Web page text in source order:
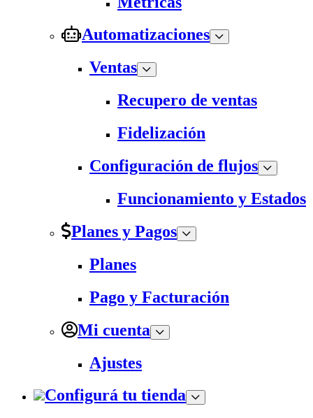
Automatizaciones
Ventas
Recupero de ventas
Fidelización
Configuración de flujos
Funcionamiento y Estados
Planes y Pagos
Planes
Pago y Facturación
Mi cuenta
Ajustes
Configurá tu tienda